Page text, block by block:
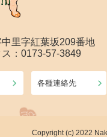
里字紅葉坂209番地
：0173-57-3849
各種連絡先
Copyright (c) 2022